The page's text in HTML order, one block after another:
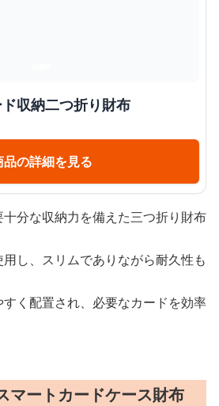
収納二つ折り財布
品の詳細を見る
分な収納力を備えた三つ折り財布
し、スリムでありながら耐久性も
く配置され、必要なカードを効率
マートカードケース財布